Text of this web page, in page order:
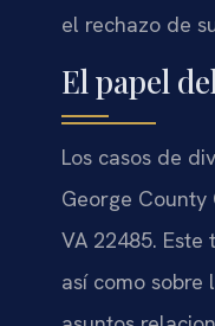
el rechazo de
El papel
Los casos de
George County
VA 22485.
así como sobre